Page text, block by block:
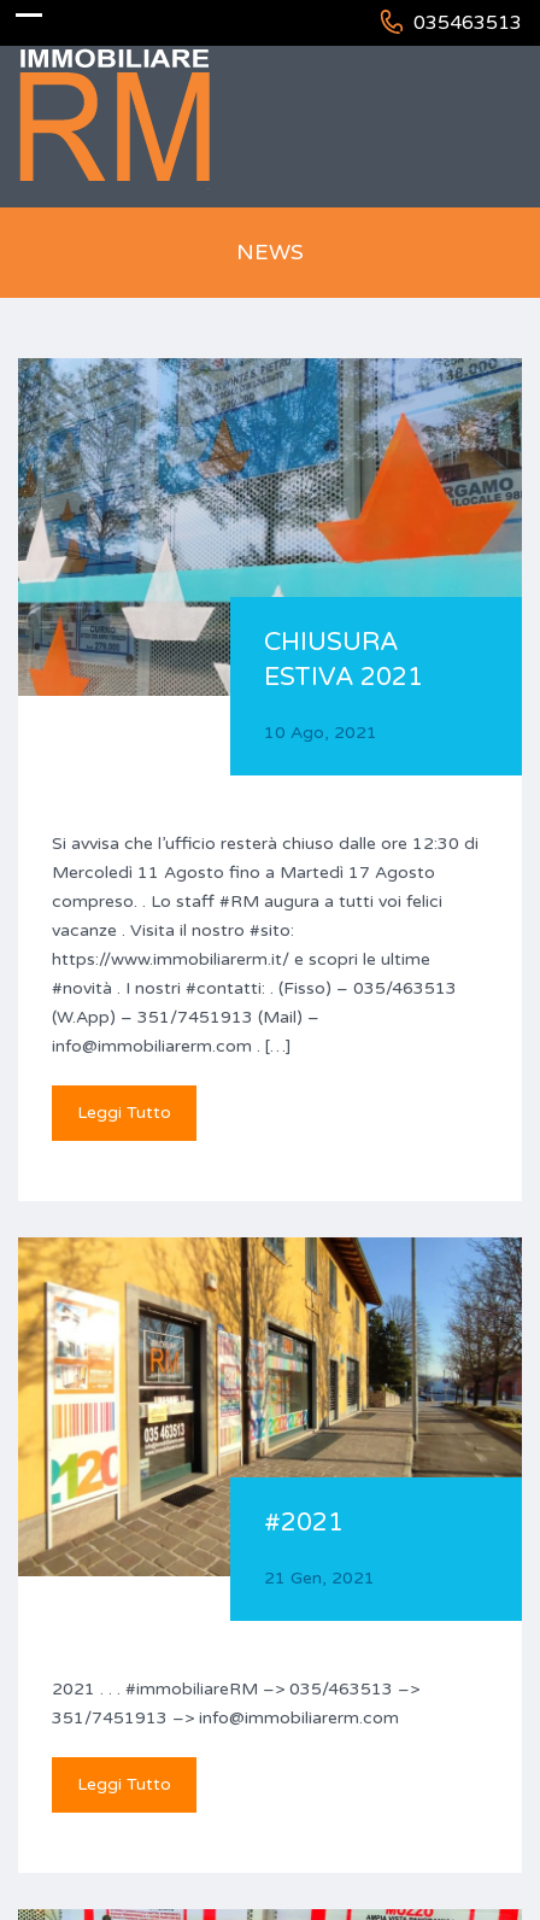
035463513
NEWS
CHIUSURA
ESTIVA 2021
10 Ago, 2021
Si avvisa che l’ufficio resterà chiuso dalle ore 12:30 di
Mercoledì 11 Agosto fino a Martedì 17 Agosto
compreso. . Lo staff #RM augura a tutti voi felici
vacanze . Visita il nostro #sito:
https://www.immobiliarerm.it/ e scopri le ultime
#novità . I nostri #contatti: . (Fisso) – 035/463513
(W.App) – 351/7451913 (Mail) –
info@immobiliarerm.com . […]
Leggi Tutto
#2021
21 Gen, 2021
2021 . . . #immobiliareRM –> 035/463513 –>
351/7451913 –> info@immobiliarerm.com
Leggi Tutto